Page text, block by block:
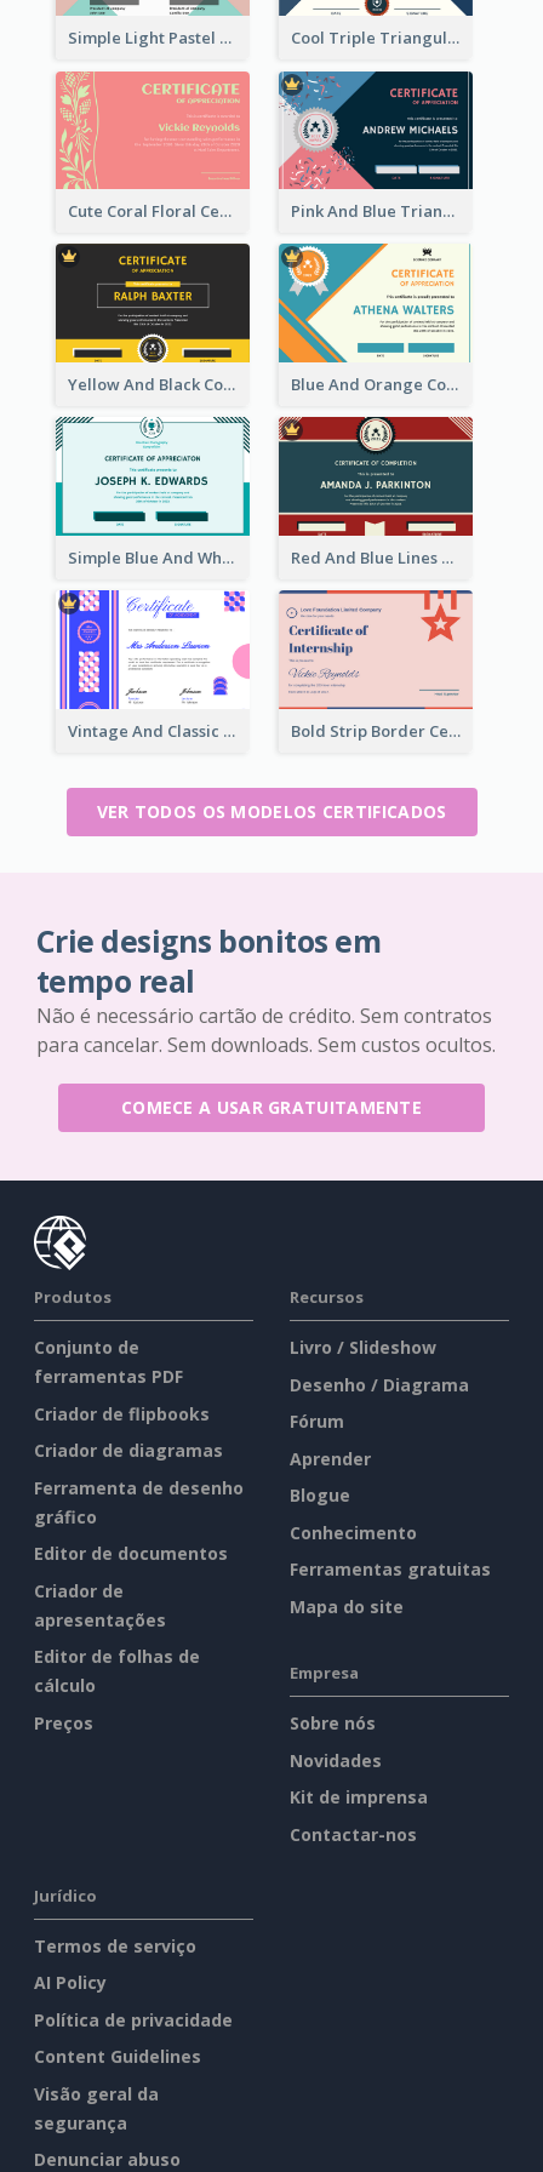
Simple Light Pastel Certificate Cool Triple Triangular Certificate Design Online
Cute Coral Floral Certificate Design For Appreciation Pink And Blue Triangles Confetti Celebration Certificate
Yellow And Black Contrast Simple Certificate Blue And Orange Company Triangles With Badge Certificate
Simple Blue And White Rectangle Certificate Red And Blue Lines And Badge Completion Certificate
Vintage And Classic Vibrant Certificate Design Ideas Bold Strip Border Certificate Design For Internship
VER TODOS OS MODELOS CERTIFICADOS
Crie designs bonitos em
tempo real
Não é necessário cartão de crédito. Sem contratos
para cancelar. Sem downloads. Sem custos ocultos.
COMECE A USAR GRATUITAMENTE
Produtos
Conjunto de
ferramentas PDF
Criador de flipbooks
Criador de diagramas
Ferramenta de desenho
gráfico
Editor de documentos
Criador de
apresentações
Editor de folhas de
cálculo
Preços
Recursos
Livro / Slideshow
Desenho / Diagrama
Fórum
Aprender
Blogue
Conhecimento
Ferramentas gratuitas
Mapa do site
Empresa
Sobre nós
Novidades
Kit de imprensa
Contactar-nos
Jurídico
Termos de serviço
AI Policy
Política de privacidade
Content Guidelines
Visão geral da
segurança
Denunciar abuso